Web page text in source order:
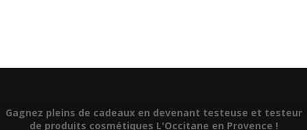
Gagnez pleins de cadeaux en devenant testeuse et testeur
de produits cosmétiques L'Occitane en Provence !